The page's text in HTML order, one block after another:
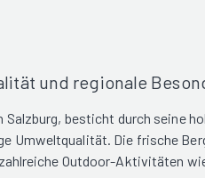
und regionale
Salzburg, besticht durch seine
Umweltqualität. Die frische
Outdoor-Aktivitäten